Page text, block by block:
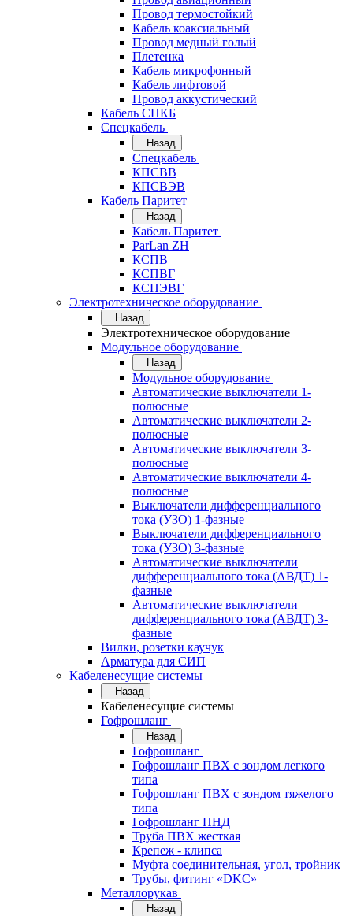
Провод термостойкий
Кабель коаксиальный
Провод медный голый
Плетенка
Кабель микрофонный
Кабель лифтовой
Провод аккустический
Кабель СПКБ
Спецкабель
Назад
Спецкабель
КПСВВ
КПСВЭВ
Кабель Паритет
Назад
Кабель Паритет
ParLan ZH
КСПВ
КСПВГ
КСПЭВГ
Электротехническое оборудование
Назад
Электротехническое оборудование
Модульное оборудование
Назад
Модульное оборудование
Автоматические выключатели 1-
полюсные
Автоматические выключатели 2-
полюсные
Автоматические выключатели 3-
полюсные
Автоматические выключатели 4-
полюсные
Выключатели дифференциального
тока (УЗО) 1-фазные
Выключатели дифференциального
тока (УЗО) 3-фазные
Автоматические выключатели
дифференциального тока (АВДТ) 1-
фазные
Автоматические выключатели
дифференциального тока (АВДТ) 3-
фазные
Вилки, розетки каучук
Арматура для СИП
Кабеленесущие системы
Назад
Кабеленесущие системы
Гофрошланг
Назад
Гофрошланг
Гофрошланг ПВХ с зондом легкого
типа
Гофрошланг ПВХ с зондом тяжелого
типа
Гофрошланг ПНД
Труба ПВХ жесткая
Крепеж - клипса
Муфта соединительная, угол, тройник
Трубы, фитинг «DKC»
Металлорукав
Назад